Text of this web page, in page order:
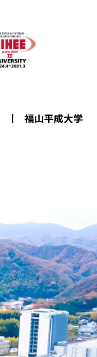
福山平成大学